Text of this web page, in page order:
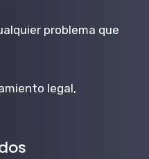
problema que
legal,